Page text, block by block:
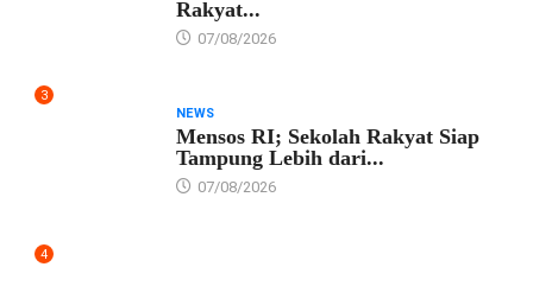
Rakyat...
07/08/2026
3
NEWS
Mensos RI; Sekolah Rakyat Siap
Tampung Lebih dari...
07/08/2026
4